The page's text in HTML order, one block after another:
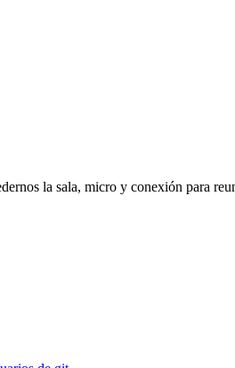
la sala, micro y conexión para